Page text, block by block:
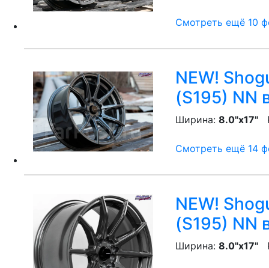
Смотреть ещё 10
NEW!
(S195) NN
Ширина: 8.0"x17"
Смотреть ещё 14
NEW!
(S195) NN
Ширина: 8.0"x17"